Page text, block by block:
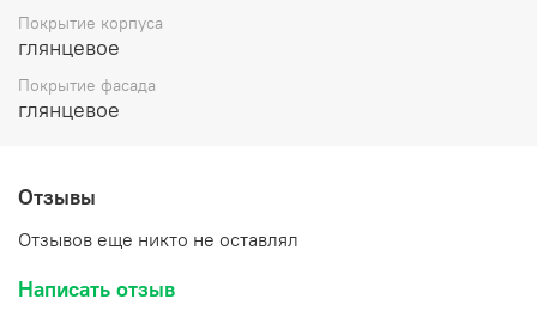
Покрытие корпуса
глянцевое
Покрытие фасада
глянцевое
Отзывы
Отзывов еще никто не оставлял
Написать отзыв